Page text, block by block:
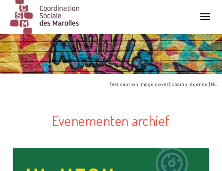
Main Navigation
Test caption image cover [champ légende] NL
Evenementen archief